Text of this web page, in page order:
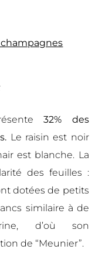
32% des
Le raisin est noir
est blanche. La
des feuilles :
dotées de petits
similaire à de
d’où son
de “Meunier”.